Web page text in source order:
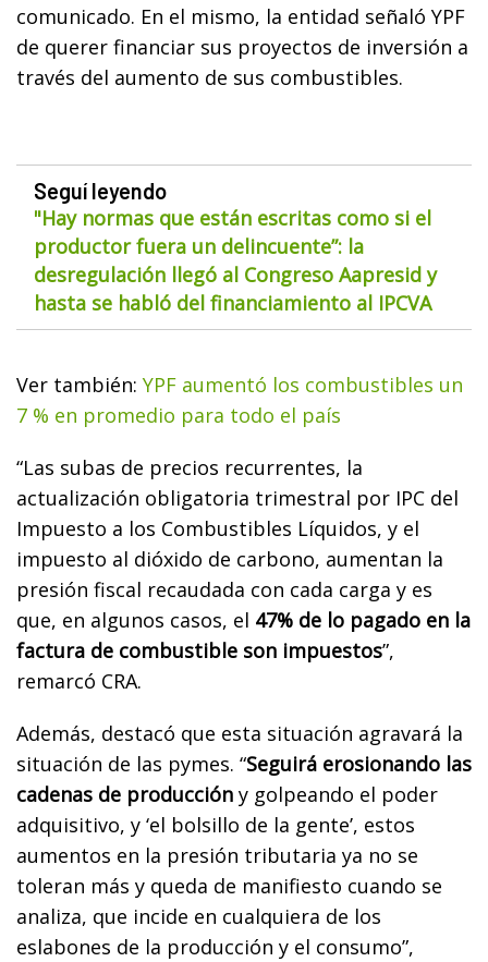
comunicado. En el mismo, la entidad señaló YPF
de querer financiar sus proyectos de inversión a
través del aumento de sus combustibles.
Seguí leyendo
"Hay normas que están escritas como si el
productor fuera un delincuente”: la
desregulación llegó al Congreso Aapresid y
hasta se habló del financiamiento al IPCVA
Ver también: YPF aumentó los combustibles un
7 % en promedio para todo el país
“Las subas de precios recurrentes, la
actualización obligatoria trimestral por IPC del
Impuesto a los Combustibles Líquidos, y el
impuesto al dióxido de carbono, aumentan la
presión fiscal recaudada con cada carga y es
que, en algunos casos, el 47% de lo pagado en la
factura de combustible son impuestos”,
remarcó CRA.
Además, destacó que esta situación agravará la
situación de las pymes. “Seguirá erosionando las
cadenas de producción y golpeando el poder
adquisitivo, y ‘el bolsillo de la gente’, estos
aumentos en la presión tributaria ya no se
toleran más y queda de manifiesto cuando se
analiza, que incide en cualquiera de los
eslabones de la producción y el consumo”,